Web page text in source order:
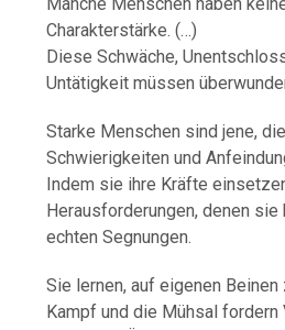
Charakterstärke. (…)
Diese Schwäche,
Untätigkeit müssen
Starke Menschen sind jene,
Schwierigkeiten und
Indem sie ihre Kräfte
Herausforderungen, denen
echten Segnungen.
Sie lernen, auf eigenen Beinen
Kampf und die Mühsal fordern